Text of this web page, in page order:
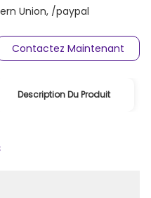
Union, /paypal
Contactez Maintenant
Description Du Produit